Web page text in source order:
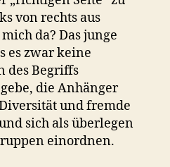
von rechts aus
da? Das junge
es zwar keine
des Begriffs
die Anhänger
und fremde
sich als überlegen
einordnen.